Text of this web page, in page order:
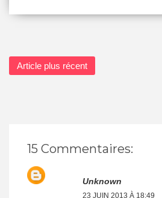
Article plus récent
15 Commentaires:
Unknown
23 JUIN 2013 À 18:49